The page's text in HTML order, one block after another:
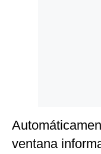
ventana